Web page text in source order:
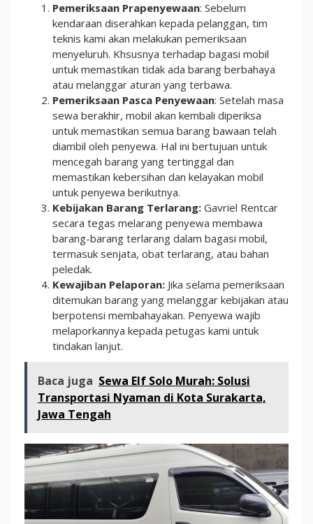
Pemeriksaan Prapenyewaan: Sebelum
kendaraan diserahkan kepada pelanggan, tim
teknis kami akan melakukan pemeriksaan
menyeluruh. Khsusnya terhadap bagasi mobil
untuk memastikan tidak ada barang berbahaya
atau melanggar aturan yang terbawa.
Pemeriksaan Pasca Penyewaan: Setelah masa
sewa berakhir, mobil akan kembali diperiksa
untuk memastikan semua barang bawaan telah
diambil oleh penyewa. Hal ini bertujuan untuk
mencegah barang yang tertinggal dan
memastikan kebersihan dan kelayakan mobil
untuk penyewa berikutnya.
Kebijakan Barang Terlarang: Gavriel Rentcar
secara tegas melarang penyewa membawa
barang-barang terlarang dalam bagasi mobil,
termasuk senjata, obat terlarang, atau bahan
peledak.
Kewajiban Pelaporan: Jika selama pemeriksaan
ditemukan barang yang melanggar kebijakan atau
berpotensi membahayakan. Penyewa wajib
melaporkannya kepada petugas kami untuk
tindakan lanjut.
Baca juga Sewa Elf Solo Murah: Solusi
Transportasi Nyaman di Kota Surakarta,
Jawa Tengah